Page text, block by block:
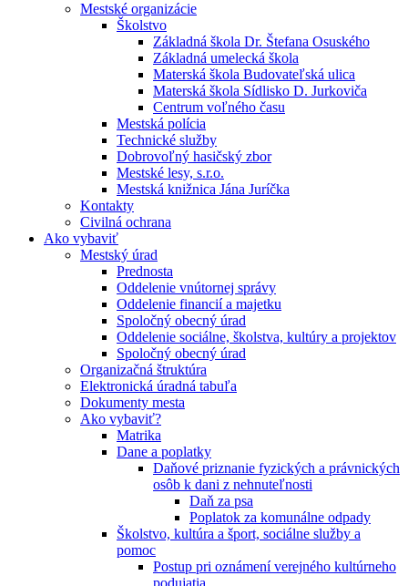
Mestské organizácie
Školstvo
Základná škola Dr. Štefana Osuského
Základná umelecká škola
Materská škola Budovateľská ulica
Materská škola Sídlisko D. Jurkoviča
Centrum voľného času
Mestská polícia
Technické služby
Dobrovoľný hasičský zbor
Mestské lesy, s.r.o.
Mestská knižnica Jána Juríčka
Kontakty
Civilná ochrana
Ako vybaviť
Mestský úrad
Prednosta
Oddelenie vnútornej správy
Oddelenie financií a majetku
Spoločný obecný úrad
Oddelenie sociálne, školstva, kultúry a projektov
Spoločný obecný úrad
Organizačná štruktúra
Elektronická úradná tabuľa
Dokumenty mesta
Ako vybaviť?
Matrika
Dane a poplatky
Daňové priznanie fyzických a právnických
osôb k dani z nehnuteľnosti
Daň za psa
Poplatok za komunálne odpady
Školstvo, kultúra a šport, sociálne služby a
pomoc
Postup pri oznámení verejného kultúrneho
podujatia